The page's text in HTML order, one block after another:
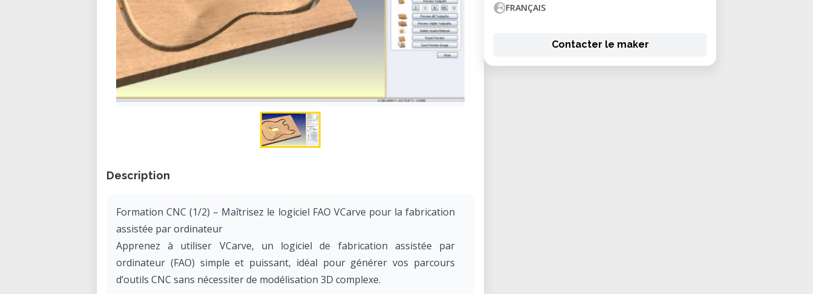
Description
Formation CNC (1/2) – Maîtrisez le logiciel FAO VCarve pour la fabrication
assistée par ordinateur
Apprenez à utiliser VCarve, un logiciel de fabrication assistée par
ordinateur (FAO) simple et puissant, idéal pour générer vos parcours
d’outils CNC sans nécessiter de modélisation 3D complexe.
FRANÇAIS
Contacter le maker